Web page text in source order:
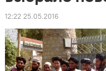
12:22 25.05.2016